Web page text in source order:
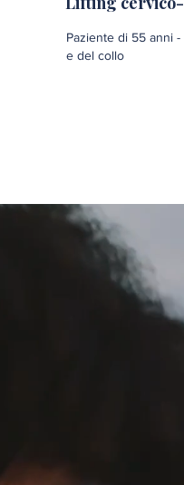
Paziente di 55 anni
e del collo